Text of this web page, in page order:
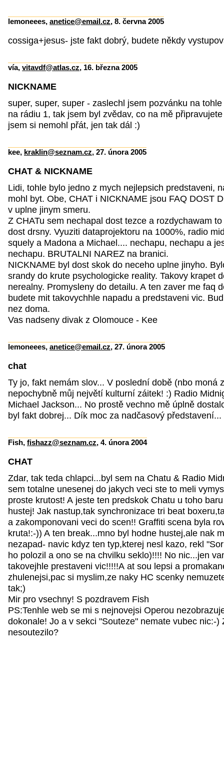
lemoneees, anetice@email.cz, 8. června 2005
cossiga+jesus- jste fakt dobrý, budete někdy
vía, vitavdf@atlas.cz, 16. března 2005
NICKNAME
super, super, super - zaslechl jsem pozvánku na
na rádiu 1, tak jsem byl zvědav, co na mě připravujete a
jsem si nemohl přát, jen tak dál :)
kee, kraklin@seznam.cz, 27. února 2005
CHAT & NICKNAME
Lidi, tohle bylo jedno z mych nejlepsich predstaveni,
mohl byt. Obe, CHAT i NICKNAME jsou FAQ DOST
v uplne jinym smeru.
Z CHATu sem nechapal dost tezce a rozdychawam
dost drsny. Vyuziti dataprojektoru na 1000%, radio
squely a Madona a Michael.... nechapu, nechapu a
nechapu. BRUTALNI NAREZ na branici.
NICKNAME byl dost skok do neceho uplne jinyho.
srandy do krute psychologicke reality. Takovy krapet
nerealny. Promysleny do detailu. A ten zaver me faq
budete mit takovychhle napadu a predstaveni vic.
nez doma.
Vas nadseny divak z Olomouce - Kee
lemoneees, anetice@email.cz, 27. února 2005
chat
Ty jo, fakt nemám slov... V poslední době (nbo moná
nepochybně můj největí kulturní záitek! :) Radio
Michael Jackson... No prostě vechno mě úplně
byl fakt dobrej... Dík moc za nadčasový představení...
Fish, fishazz@seznam.cz, 4. února 2004
CHAT
Zdar, tak teda chlapci...byl sem na Chatu & Radio
sem totalne unesenej do jakych veci ste to meli
proste krutost! A jeste ten predskok Chatu u toho
hustej! Jak nastup,tak synchronizace tri beat
a zakomponovani veci do scen!! Graffiti scena byla
kruta!:-)) A ten break...mno byl hodne hustej,ale nak
nezapad- navic kdyz ten typ,kterej nesl kazo, rekl
ho polozil a ono se na chvilku seklo)!!!! No nic...jen
takovejhle prestaveni vic!!!!!A at sou lepsi a
zhulenejsi,pac si myslim,ze naky HC scenky
tak;)
Mir pro vsechny! S pozdravem Fish
PS:Tenhle web se mi s nejnovejsi Operou
dokonale! Jo a v sekci "Souteze" nemate vubec nic:-)
nesoutezilo?